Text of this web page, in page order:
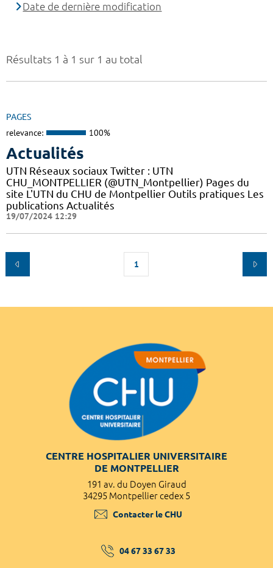
Résultats 1 à 1 sur 1 au total
PAGES
relevance: 100%
Actualités
UTN Réseaux sociaux Twitter : UTN
CHU_MONTPELLIER (@UTN_Montpellier) Pages du
site L'UTN du CHU de Montpellier Outils pratiques Les
publications Actualités
19/07/2024 12:29
1
Date de dernière modification
CENTRE HOSPITALIER UNIVERSITAIRE
DE MONTPELLIER
191 av. du Doyen Giraud
34295 Montpellier cedex 5
Contacter le CHU
04 67 33 67 33